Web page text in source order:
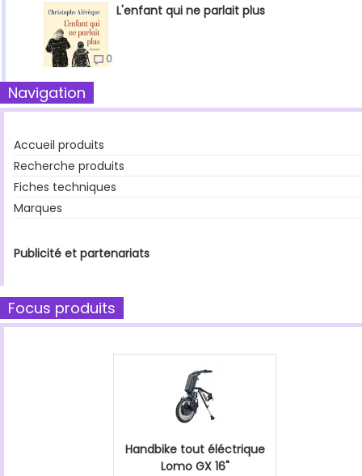
L'enfant qui ne parlait plus
0
Navigation
Accueil produits
Recherche produits
Fiches techniques
Marques
Publicité et partenariats
Focus produits
Handbike tout éléctrique
Lomo GX 16"